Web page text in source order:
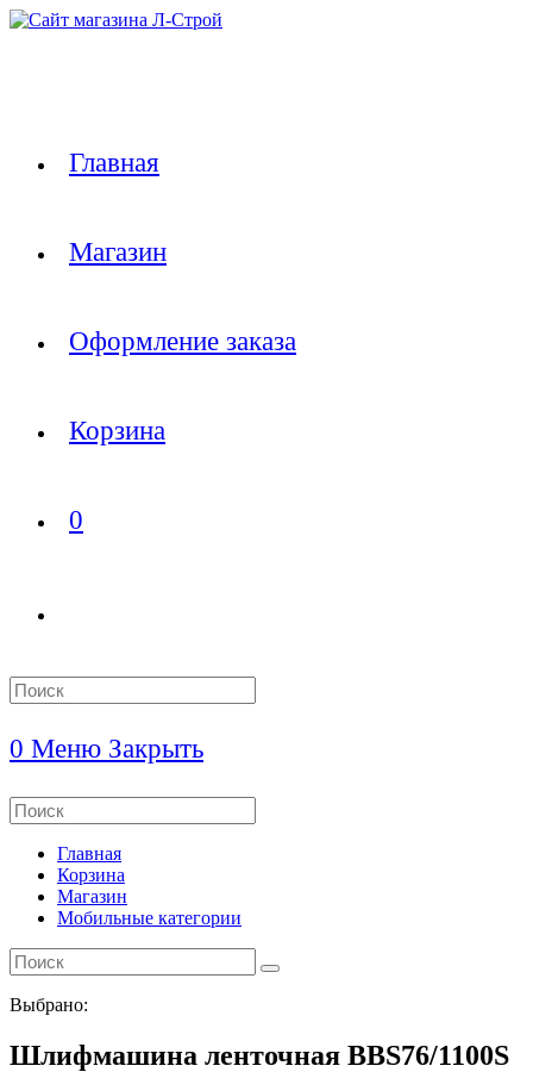
Перейти
Главная
Магазин
Оформление заказа
Корзина
0
Search
this
0 Меню Закрыть
Search
this
websiteГлавная
Корзина
Магазин
Мобильные категории
Выбрано:
Шлифмашина ленточная BBS76/1100S